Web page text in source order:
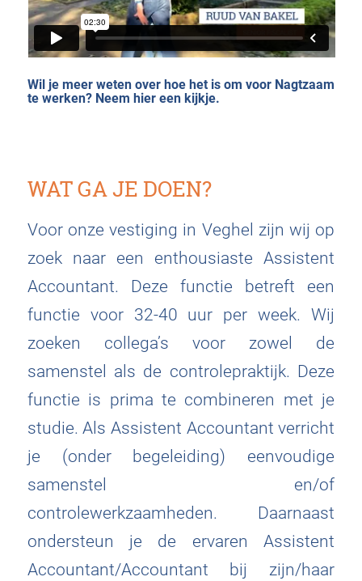
Wil je meer weten over hoe het is om voor Nagtzaam
te werken? Neem hier een kijkje.
WAT GA JE DOEN?
Voor onze vestiging in Veghel zijn wij op
zoek naar een enthousiaste Assistent
Accountant. Deze functie betreft een
functie voor 32-40 uur per week. Wij
zoeken collega’s voor zowel de
samenstel als de controlepraktijk. Deze
functie is prima te combineren met je
studie. Als Assistent Accountant verricht
je (onder begeleiding) eenvoudige
samenstel en/of
controlewerkzaamheden. Daarnaast
ondersteun je de ervaren Assistent
Accountant/Accountant bij zijn/haar